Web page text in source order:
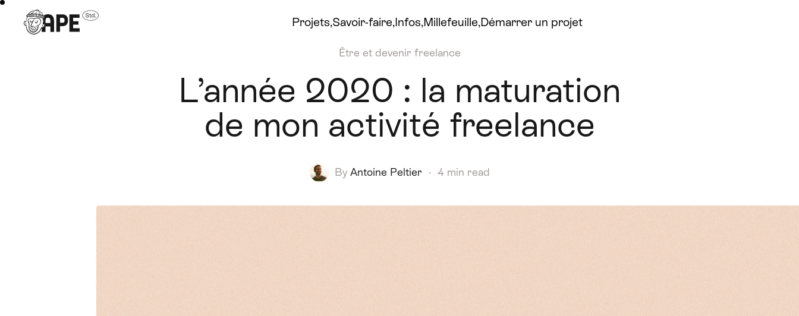
Projets Savoir-faire Infos Millefeuille Démarrer un projet
Être et devenir freelance
L’année 2020 : la maturation
de mon activité freelance
By Antoine Peltier · 4 min read